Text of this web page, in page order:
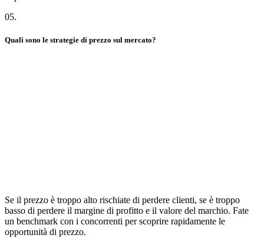
05.
Quali sono le strategie di prezzo sul mercato?
Se il prezzo è troppo alto rischiate di perdere clienti, se è troppo
basso di perdere il margine di profitto e il valore del marchio. Fate
un benchmark con i concorrenti per scoprire rapidamente le
opportunità di prezzo.